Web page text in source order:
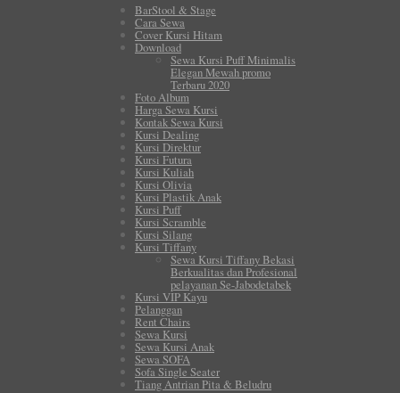
BarStool & Stage
Cara Sewa
Cover Kursi Hitam
Download
Sewa Kursi Puff Minimalis
Elegan Mewah promo
Terbaru 2020
Foto Album
Harga Sewa Kursi
Kontak Sewa Kursi
Kursi Dealing
Kursi Direktur
Kursi Futura
Kursi Kuliah
Kursi Olivia
Kursi Plastik Anak
Kursi Puff
Kursi Scramble
Kursi Silang
Kursi Tiffany
Sewa Kursi Tiffany Bekasi
Berkualitas dan Profesional
pelayanan Se-Jabodetabek
Kursi VIP Kayu
Pelanggan
Rent Chairs
Sewa Kursi
Sewa Kursi Anak
Sewa SOFA
Sofa Single Seater
Tiang Antrian Pita & Beludru